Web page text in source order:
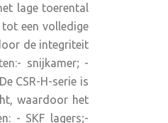
lage toerental
een volledige
de integriteit
snijkamer; -
CSR-H-serie is
waardoor het
- SKF lagers;-